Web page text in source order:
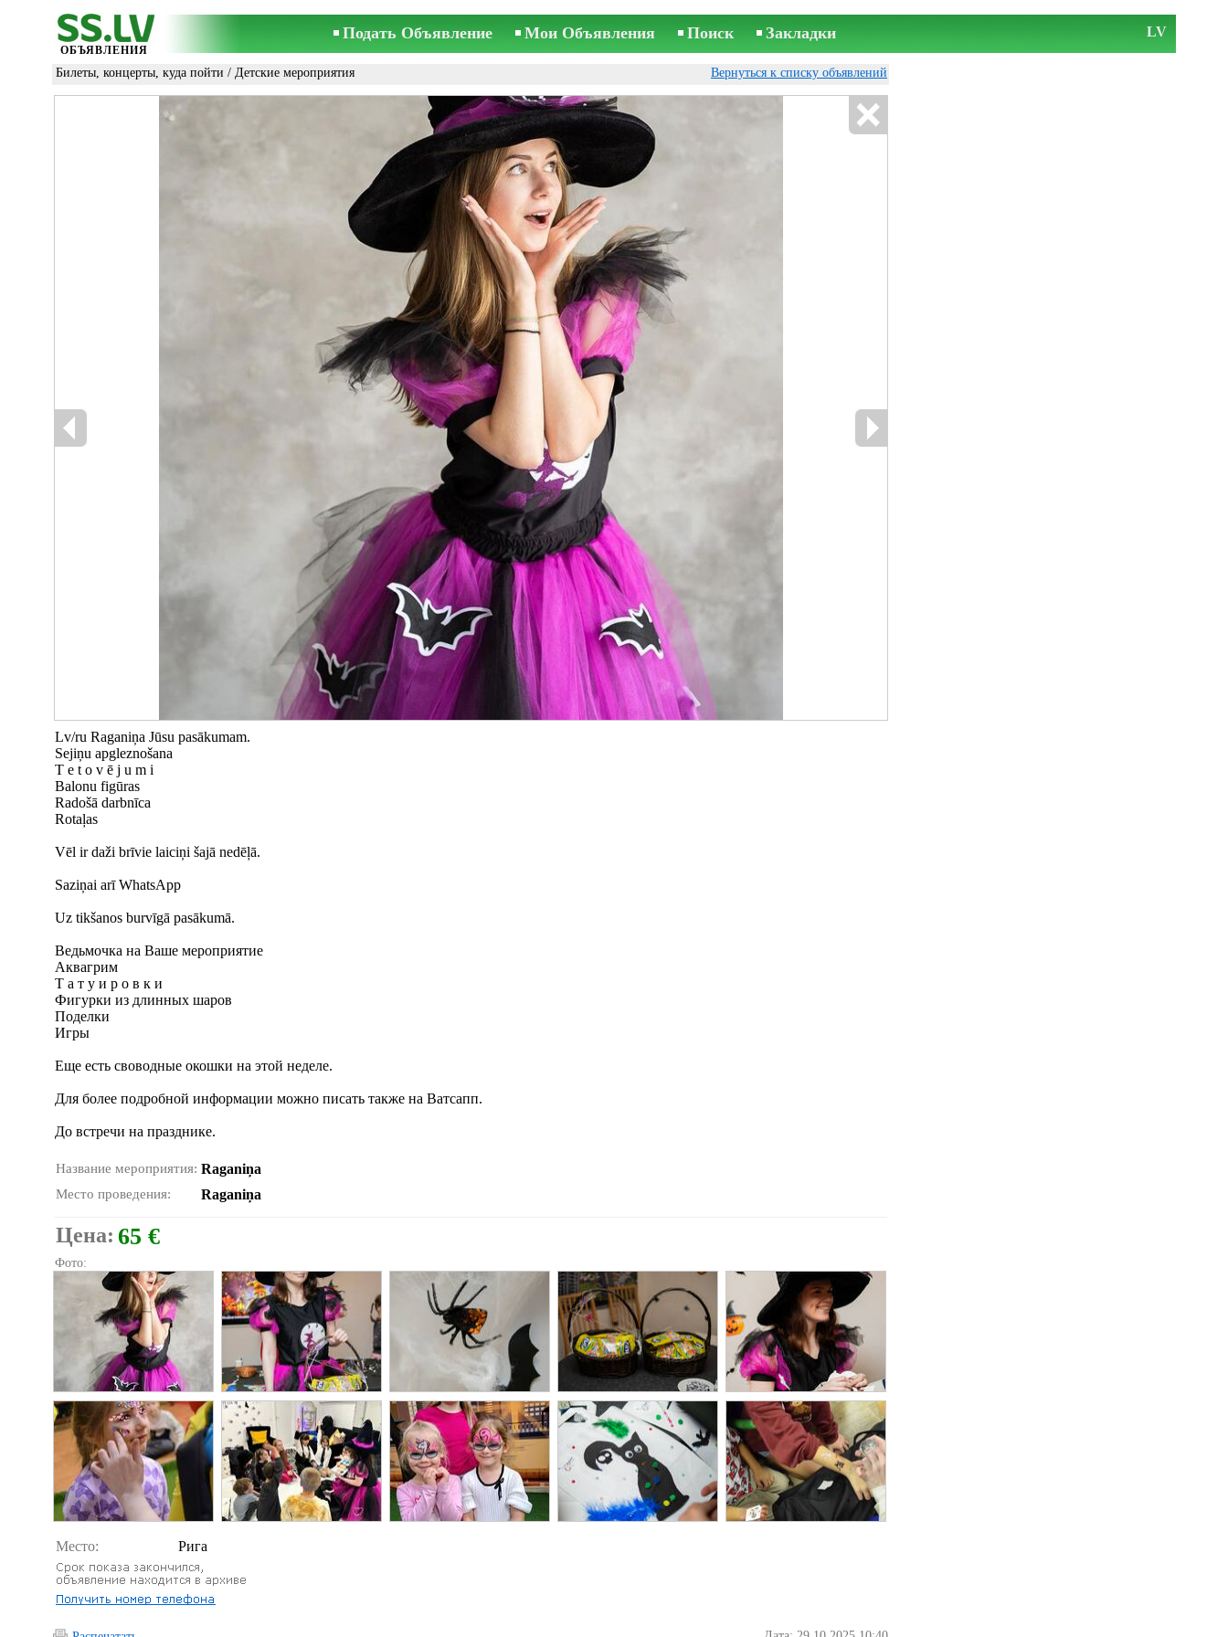
ОБЪЯВЛЕНИЯ
Подать Объявление Мои Объявления Поиск Закладки LV
Билеты, концерты, куда пойти / Детские мероприятия Вернуться к списку объявлений
Lv/ru Raganiņa Jūsu pasākumam.
Sejiņu apgleznošana
T e t o v ē j u m i
Balonu figūras
Radošā darbnīca
Rotaļas
Vēl ir daži brīvie laiciņi šajā nedēļā.
Saziņai arī WhatsApp
Uz tikšanos burvīgā pasākumā.
Ведьмочка на Ваше мероприятие
Аквагрим
Т а т у и р о в к и
Фигурки из длинных шаров
Поделки
Игры
Еще есть своводные окошки на этой неделе.
Для более подробной информации можно писать также на Ватсапп.
До встречи на празднике.
Название мероприятия: Raganiņa
Место проведения: Raganiņa
Цена: 65 €
Фото:
Место: Рига